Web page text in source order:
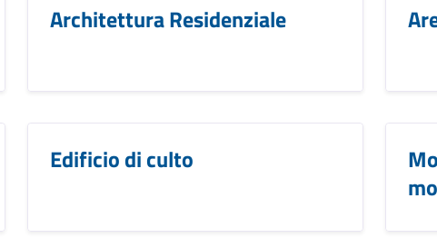
Architettura Residenziale
Edificio di culto